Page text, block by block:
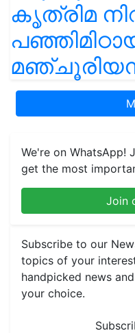
കൃത്രിമ
We're on WhatsApp!
get the most
Join
Subscribe to our
topics of your
handpicked news
your choice.